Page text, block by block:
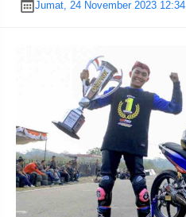
Jumat, 24 November 2023 12:34